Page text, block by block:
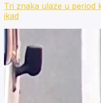
Tri znaka ulaze u period
ikad